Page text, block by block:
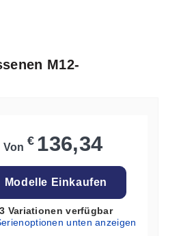
M12-
Von € 136,34
Modelle Einkaufen
3 Variationen verfügbar
unten anzeigen